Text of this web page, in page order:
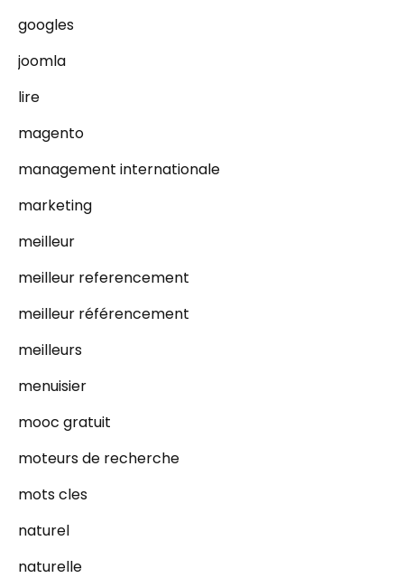
googles
joomla
lire
magento
management internationale
marketing
meilleur
meilleur referencement
meilleur référencement
meilleurs
menuisier
mooc gratuit
moteurs de recherche
mots cles
naturel
naturelle